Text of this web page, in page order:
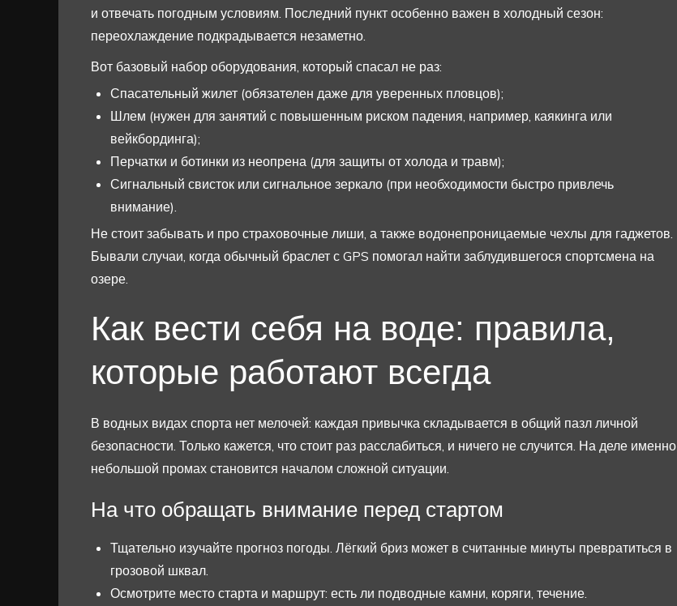
и отвечать погодным условиям. Последний пункт особенно важен в холодный сезон:
переохлаждение подкрадывается незаметно.
Вот базовый набор оборудования, который спасал не раз:
Спасательный жилет (обязателен даже для уверенных пловцов);
Шлем (нужен для занятий с повышенным риском падения, например, каякинга или
вейкбординга);
Перчатки и ботинки из неопрена (для защиты от холода и травм);
Сигнальный свисток или сигнальное зеркало (при необходимости быстро привлечь
внимание).
Не стоит забывать и про страховочные лиши, а также водонепроницаемые чехлы для гаджетов.
Бывали случаи, когда обычный браслет с GPS помогал найти заблудившегося спортсмена на
озере.
Как вести себя на воде: правила,
которые работают всегда
В водных видах спорта нет мелочей: каждая привычка складывается в общий пазл личной
безопасности. Только кажется, что стоит раз расслабиться, и ничего не случится. На деле именно
небольшой промах становится началом сложной ситуации.
На что обращать внимание перед стартом
Тщательно изучайте прогноз погоды. Лёгкий бриз может в считанные минуты превратиться в
грозовой шквал.
Осмотрите место старта и маршрут: есть ли подводные камни, коряги, течение.